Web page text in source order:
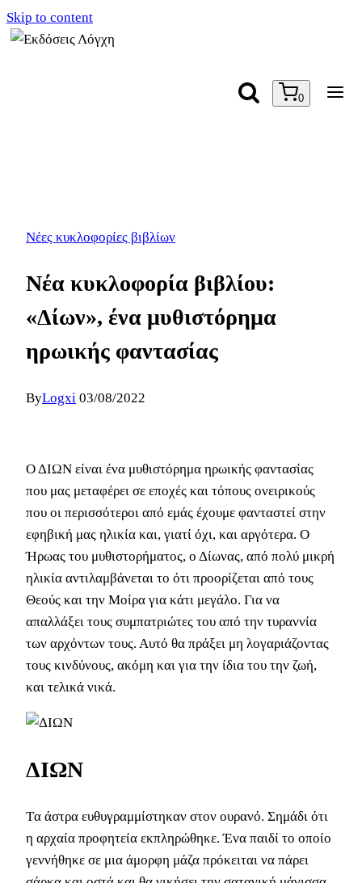
Skip to content
0
Νέες κυκλοφορίες βιβλίων
Νέα κυκλοφορία βιβλίου:
«Δίων», ένα μυθιστόρημα
ηρωικής φαντασίας
ByLogxi 03/08/2022
Ο ΔΙΩΝ είναι ένα μυθιστόρημα ηρωικής φαντασίας
που μας μεταφέρει σε εποχές και τόπους ονειρικούς
που οι περισσότεροι από εμάς έχουμε φανταστεί στην
εφηβική μας ηλικία και, γιατί όχι, και αργότερα. Ο
Ήρωας του μυθιστορήματος, ο Δίωνας, από πολύ μικρή
ηλικία αντιλαμβάνεται το ότι προορίζεται από τους
Θεούς και την Μοίρα για κάτι μεγάλο. Για να
απαλλάξει τους συμπατριώτες του από την τυραννία
των αρχόντων τους. Αυτό θα πράξει μη λογαριάζοντας
τους κινδύνους, ακόμη και για την ίδια του την ζωή,
και τελικά νικά.
ΔΙΩΝ
Tα άστρα ευθυγραμμίστηκαν στον ουρανό. Σημάδι ότι
η αρχαία προφητεία εκπληρώθηκε. Ένα παιδί το οποίο
γεννήθηκε σε μια άμορφη μάζα πρόκειται να πάρει